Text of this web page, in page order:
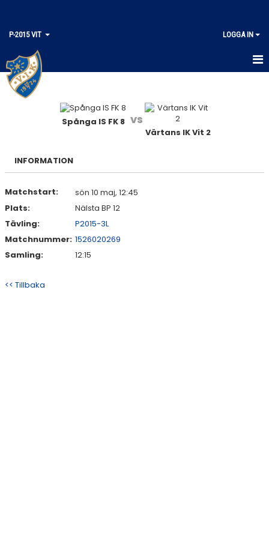
P-2015 VIT LOGGA IN
HEM
TRUPPEN
Spånga IS FK 8 vs
Värtans IK Vit 2
INFORMATION
Matchstart:
sön 10 maj, 12:45
Plats:
Nälsta BP 12
Tävling:
P2015-3L
Matchnummer: 1526020269
Samling:
12:15
<< Tillbaka